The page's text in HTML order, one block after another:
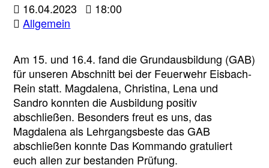
16.04.2023
18:00
Allgemein
Am 15. und 16.4. fand die Grundausbildung (GAB)
für unseren Abschnitt bei der Feuerwehr Eisbach-
Rein statt. Magdalena, Christina, Lena und
Sandro konnten die Ausbildung positiv
abschließen. Besonders freut es uns, das
Magdalena als Lehrgangsbeste das GAB
abschließen konnte Das Kommando gratuliert
euch allen zur bestanden Prüfung.